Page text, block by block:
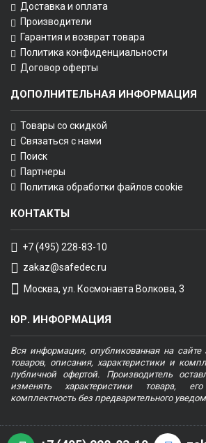
Доставка и оплата
Производители
Гарантия и возврат товара
Политика конфиденциальности
Договор оферты
ДОПОЛНИТЕЛЬНАЯ ИНФОРМАЦИЯ
Товары со скидкой
Связаться с нами
Поиск
Партнеры
Политика обработки файлов cookie
КОНТАКТЫ
+7 (495) 228-83-10
zakaz@safedec.ru
Москва, ул. Космонавта Волкова, 3
ЮР. ИНФОРМАЦИЯ
Вся информация, опубликованная на
товаров, описания, характеристики и
публичной офертой. Производитель
изменять характеристики товара,
комплектность без предварительного